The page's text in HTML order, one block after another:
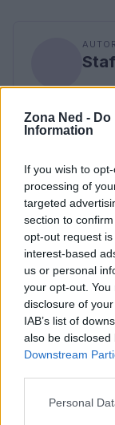
Zona Ned - Do
Information
If you wish to
processing of
targeted
section to
opt-out request
interest-based
us or personal
your opt-out.
disclosure of
IAB’s list of
also be
Downstream
Please note that
Personal